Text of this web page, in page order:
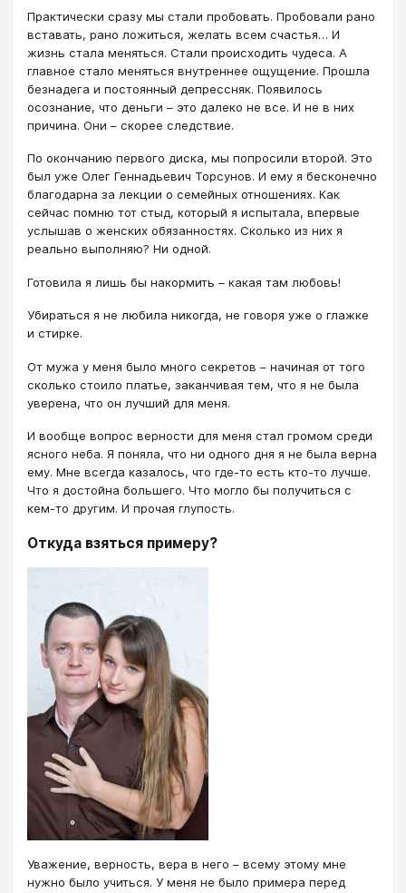
Практически сразу мы стали пробовать. Пробовали рано
вставать, рано ложиться, желать всем счастья… И
жизнь стала меняться. Стали происходить чудеса. А
главное стало меняться внутреннее ощущение. Прошла
безнадега и постоянный депрессняк. Появилось
осознание, что деньги – это далеко не все. И не в них
причина. Они – скорее следствие.
По окончанию первого диска, мы попросили второй. Это
был уже Олег Геннадьевич Торсунов. И ему я бесконечно
благодарна за лекции о семейных отношениях. Как
сейчас помню тот стыд, который я испытала, впервые
услышав о женских обязанностях. Сколько из них я
реально выполняю? Ни одной.
Готовила я лишь бы накормить – какая там любовь!
Убираться я не любила никогда, не говоря уже о глажке
и стирке.
От мужа у меня было много секретов – начиная от того
сколько стоило платье, заканчивая тем, что я не была
уверена, что он лучший для меня.
И вообще вопрос верности для меня стал громом среди
ясного неба. Я поняла, что ни одного дня я не была верна
ему. Мне всегда казалось, что где-то есть кто-то лучше.
Что я достойна большего. Что могло бы получиться с
кем-то другим. И прочая глупость.
Откуда взяться примеру?
Уважение, верность, вера в него – всему этому мне
нужно было учиться. У меня не было примера перед